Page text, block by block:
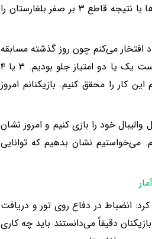
تیم ملی ایران در آخرین مسابقه خود از مرحله مقدماتی لیگ ملت‌ها با نتیجه قاطع ۳ بر صفر بلغارستان را
افتخار می‌کنم چون روز گذشته مسابقه
سختی داشتیم و ست اول را در حالی واگذار کردیم که تمام طول ست یک یا دو امتیاز جلو بودیم. ۳ یا ۴
۳ برسانیم اما نتوانستیم این کار را محقق کنیم. بازیکنانم امروز
خود را بازی کنیم و امروز نشان
می‌خواستیم نشان بدهیم که توانایی
انضباط در دفاع روی تور و دریافت
دقیقاً می‌دانستند باید چه کاری